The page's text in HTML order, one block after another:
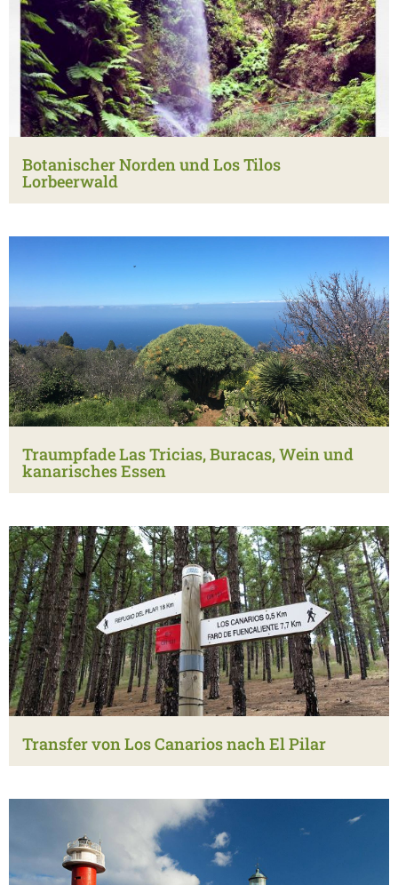
Botanischer Norden und Los Tilos
Lorbeerwald
Traumpfade Las Tricias, Buracas, Wein und
kanarisches Essen
Transfer von Los Canarios nach El Pilar